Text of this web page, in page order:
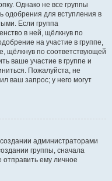
Однако не все группы
одобрения для вступления в
Если группа
в ней, щёлкнув по
на участие в группе,
щёлкнув по соответствующей
ваше участие в группе и
Пожалуйста, не
ваш запрос; у него могут
администраторами
группы, сначала
ему личное